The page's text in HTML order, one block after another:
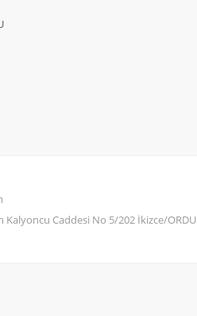
Kalyoncu Caddesi No 5/202 İkizce/ORDU